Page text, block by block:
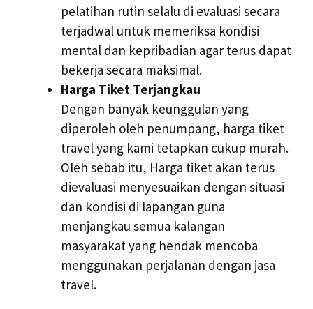
pelatihan rutin selalu di evaluasi secara
terjadwal untuk memeriksa kondisi
mental dan kepribadian agar terus dapat
bekerja secara maksimal.
Harga Tiket Terjangkau
Dengan banyak keunggulan yang
diperoleh oleh penumpang, harga tiket
travel yang kami tetapkan cukup murah.
Oleh sebab itu, Harga tiket akan terus
dievaluasi menyesuaikan dengan situasi
dan kondisi di lapangan guna
menjangkau semua kalangan
masyarakat yang hendak mencoba
menggunakan perjalanan dengan jasa
travel.